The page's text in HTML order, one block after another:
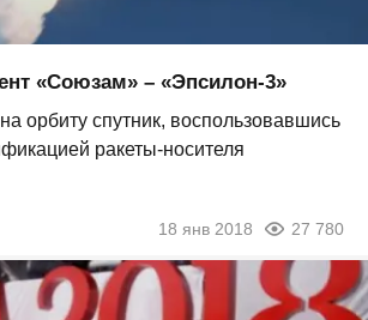
«Союзам» – «Эпсилон-3»
орбиту спутник, воспользовавшись
ракеты-носителя
18 янв 2018 27 780